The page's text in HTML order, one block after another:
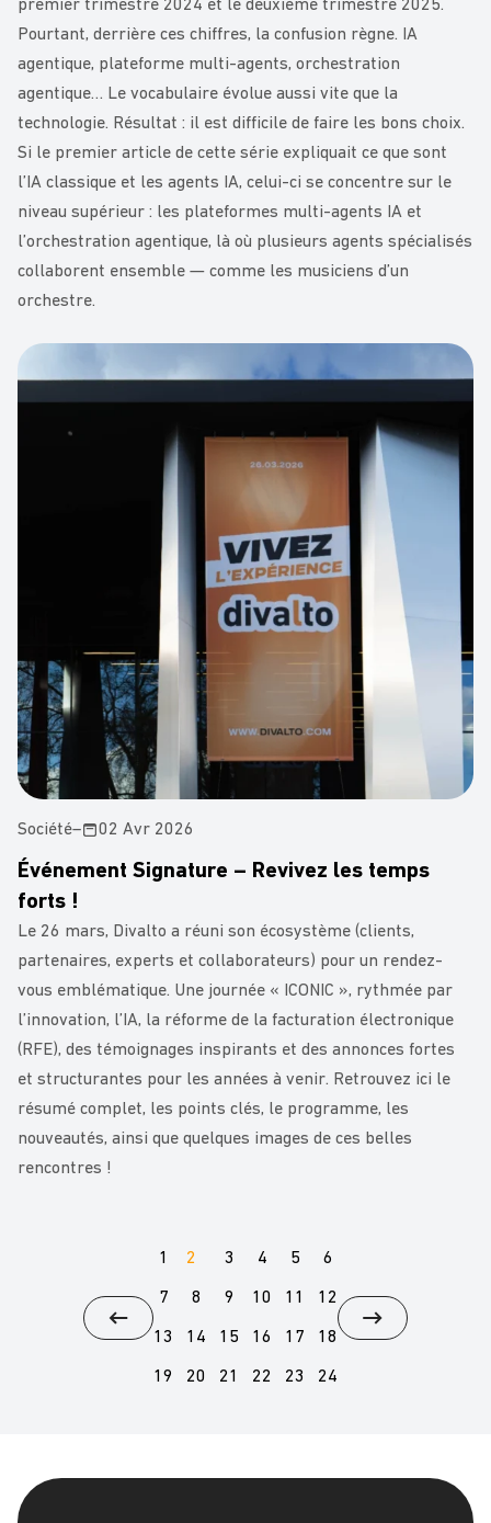
premier trimestre 2024 et le deuxième trimestre 2025.
Pourtant, derrière ces chiffres, la confusion règne. IA
agentique, plateforme multi-agents, orchestration
agentique… Le vocabulaire évolue aussi vite que la
technologie. Résultat : il est difficile de faire les bons choix.
Si le premier article de cette série expliquait ce que sont
l’IA classique et les agents IA, celui-ci se concentre sur le
niveau supérieur : les plateformes multi-agents IA et
l’orchestration agentique, là où plusieurs agents spécialisés
collaborent ensemble — comme les musiciens d’un
orchestre.
Société– 02 Avr 2026
Événement Signature – Revivez les temps
forts !
Le 26 mars, Divalto a réuni son écosystème (clients,
partenaires, experts et collaborateurs) pour un rendez-
vous emblématique. Une journée « ICONIC », rythmée par
l’innovation, l’IA, la réforme de la facturation électronique
(RFE), des témoignages inspirants et des annonces fortes
et structurantes pour les années à venir. Retrouvez ici le
résumé complet, les points clés, le programme, les
nouveautés, ainsi que quelques images de ces belles
rencontres !
1 2 3 4 5 6
7 8 9 10 11 12
13 14 15 16 17 18
19 20 21 22 23 24